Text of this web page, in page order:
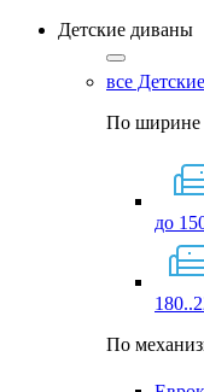
Детские диваны
все
По ширине
до
По